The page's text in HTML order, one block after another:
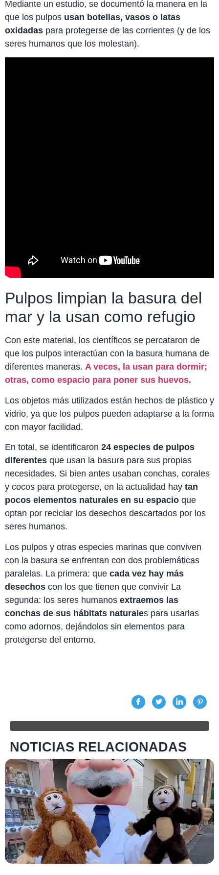
Mediante un estudio, se documentó la manera en la
que los pulpos usan botellas, vasos o latas
oxidadas para protegerse de las corrientes (y de los
seres humanos que los molestan).
Pulpos limpian la basura del
mar y la usan como refugio
Con este material, los científicos se percataron de
que los pulpos interactúan con la basura humana de
diferentes maneras. A veces, la usan para dormir;
otras, como espacio para poner sus huevos.
Los objetos más utilizados están hechos de plástico y
vidrio, ya que los pulpos pueden adaptarse a la forma
con mayor facilidad.
En total, se identificaron 24 especies de pulpos
diferentes que usan la basura para sus propias
necesidades. Si bien antes usaban conchas, corales
y cocos para protegerse, en la actualidad hay tan
pocos elementos naturales en su espacio que
optan por reciclar los desechos descartados por los
seres humanos.
Los pulpos y otras especies marinas que conviven
con la basura se enfrentan con dos problemáticas
paralelas. La primera: que cada vez hay más
desechos con los que tienen que convivir La
segunda: los seres humanos extraemos las
conchas de sus hábitats naturales para usarlas
como adornos, dejándolos sin elementos para
protegerse del entorno.
NOTICIAS RELACIONADAS